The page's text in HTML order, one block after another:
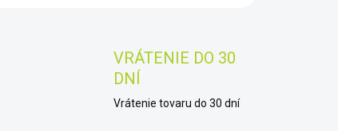
VRÁTENIE DO 30
DNÍ
Vrátenie tovaru do 30 dní